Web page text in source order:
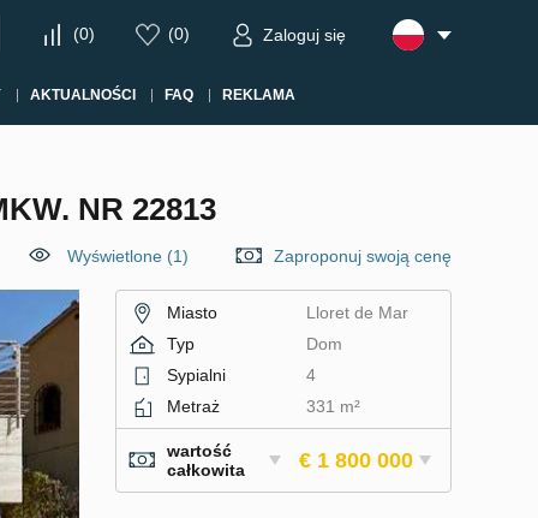
(0) (0) Zaloguj się
AKTUALNOŚCI FAQ REKLAMA
NR 22813
Wyświetlone (1) Zaproponuj swoją cenę
Miasto
Lloret de Mar
Typ
Dom
Sypialni
4
Metraż
331 m²
wartość
całkowita
€ 1 800 000